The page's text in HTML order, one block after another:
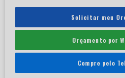
Solicitar meu
Orçamento por
Compre pelo